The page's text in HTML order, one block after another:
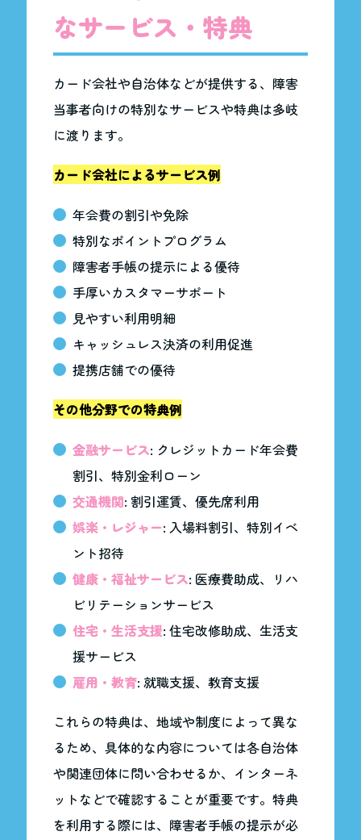
なサービス・特典
カード会社や自治体などが提供する、障害
当事者向けの特別なサービスや特典は多岐
に渡ります。
カード会社によるサービス例
年会費の割引や免除
特別なポイントプログラム
障害者手帳の提示による優待
手厚いカスタマーサポート
見やすい利用明細
キャッシュレス決済の利用促進
提携店舗での優待
その他分野での特典例
金融サービス: クレジットカード年会費
割引、特別金利ローン
交通機関: 割引運賃、優先席利用
娯楽・レジャー: 入場料割引、特別イベ
ント招待
健康・福祉サービス: 医療費助成、リハ
ビリテーションサービス
住宅・生活支援: 住宅改修助成、生活支
援サービス
雇用・教育: 就職支援、教育支援
これらの特典は、地域や制度によって異な
るため、具体的な内容については各自治体
や関連団体に問い合わせるか、インターネ
ットなどで確認することが重要です。特典
を利用する際には、障害者手帳の提示が必